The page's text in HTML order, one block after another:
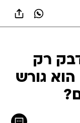
הנדבק רק
גורש